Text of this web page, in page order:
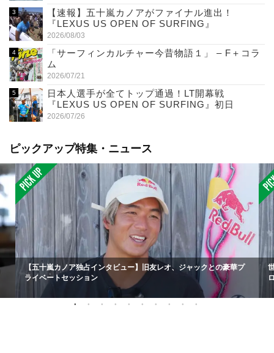
【速報】五十嵐カノアがファイナル進出！
『LEXUS US OPEN OF SURFING』
2026/08/03
「サーフィンカルチャー今昔物語１」 – F＋コラ
ム
2026/07/21
日本人選手が全てトップ通過！LT開幕戦
『LEXUS US OPEN OF SURFING』初日
2026/07/26
ピックアップ特集・ニュース
【五十嵐カノア独占インタビュー】旧友レオ、ジャックとの豪華プ
ライベートセッション